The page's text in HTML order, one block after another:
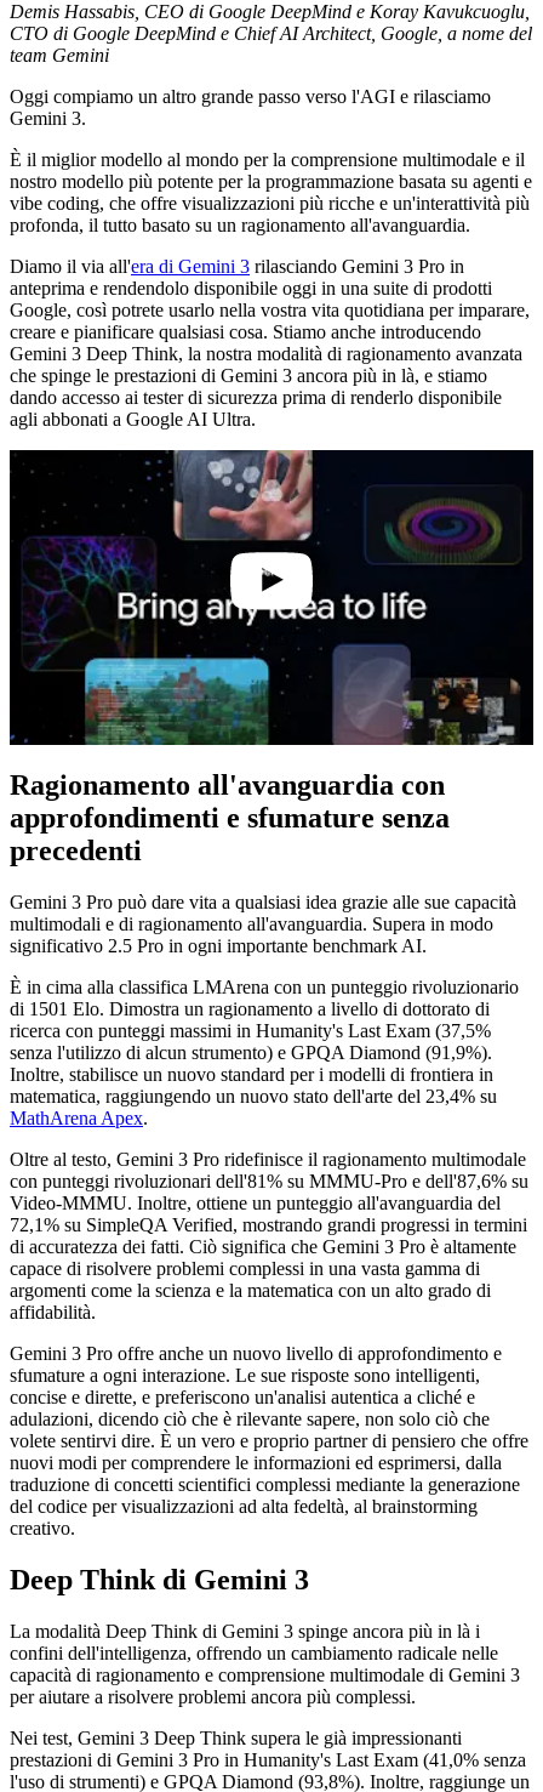
Demis Hassabis, CEO di Google DeepMind e Koray Kavukcuoglu,
CTO di Google DeepMind e Chief AI Architect, Google, a nome del
team Gemini
Oggi compiamo un altro grande passo verso l'AGI e rilasciamo
Gemini 3.
È il miglior modello al mondo per la comprensione multimodale e il
nostro modello più potente per la programmazione basata su agenti e
vibe coding, che offre visualizzazioni più ricche e un'interattività più
profonda, il tutto basato su un ragionamento all'avanguardia.
Diamo il via all'era di Gemini 3 rilasciando Gemini 3 Pro in
anteprima e rendendolo disponibile oggi in una suite di prodotti
Google, così potrete usarlo nella vostra vita quotidiana per imparare,
creare e pianificare qualsiasi cosa. Stiamo anche introducendo
Gemini 3 Deep Think, la nostra modalità di ragionamento avanzata
che spinge le prestazioni di Gemini 3 ancora più in là, e stiamo
dando accesso ai tester di sicurezza prima di renderlo disponibile
agli abbonati a Google AI Ultra.
1:57
Ragionamento all'avanguardia con
approfondimenti e sfumature senza
precedenti
Gemini 3 Pro può dare vita a qualsiasi idea grazie alle sue capacità
multimodali e di ragionamento all'avanguardia. Supera in modo
significativo 2.5 Pro in ogni importante benchmark AI.
È in cima alla classifica LMArena con un punteggio rivoluzionario
di 1501 Elo. Dimostra un ragionamento a livello di dottorato di
ricerca con punteggi massimi in Humanity's Last Exam (37,5%
senza l'utilizzo di alcun strumento) e GPQA Diamond (91,9%).
Inoltre, stabilisce un nuovo standard per i modelli di frontiera in
matematica, raggiungendo un nuovo stato dell'arte del 23,4% su
MathArena Apex.
Oltre al testo, Gemini 3 Pro ridefinisce il ragionamento multimodale
con punteggi rivoluzionari dell'81% su MMMU-Pro e dell'87,6% su
Video-MMMU. Inoltre, ottiene un punteggio all'avanguardia del
72,1% su SimpleQA Verified, mostrando grandi progressi in termini
di accuratezza dei fatti. Ciò significa che Gemini 3 Pro è altamente
capace di risolvere problemi complessi in una vasta gamma di
argomenti come la scienza e la matematica con un alto grado di
affidabilità.
Gemini 3 Pro offre anche un nuovo livello di approfondimento e
sfumature a ogni interazione. Le sue risposte sono intelligenti,
concise e dirette, e preferiscono un'analisi autentica a cliché e
adulazioni, dicendo ciò che è rilevante sapere, non solo ciò che
volete sentirvi dire. È un vero e proprio partner di pensiero che offre
nuovi modi per comprendere le informazioni ed esprimersi, dalla
traduzione di concetti scientifici complessi mediante la generazione
del codice per visualizzazioni ad alta fedeltà, al brainstorming
creativo.
Deep Think di Gemini 3
La modalità Deep Think di Gemini 3 spinge ancora più in là i
confini dell'intelligenza, offrendo un cambiamento radicale nelle
capacità di ragionamento e comprensione multimodale di Gemini 3
per aiutare a risolvere problemi ancora più complessi.
Nei test, Gemini 3 Deep Think supera le già impressionanti
prestazioni di Gemini 3 Pro in Humanity's Last Exam (41,0% senza
l'uso di strumenti) e GPQA Diamond (93,8%). Inoltre, raggiunge un